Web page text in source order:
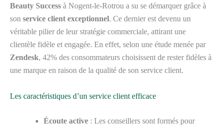
Beauty Success à Nogent-le-Rotrou a su se démarquer grâce à
son service client exceptionnel. Ce dernier est devenu un
véritable pilier de leur stratégie commerciale, attirant une
clientèle fidèle et engagée. En effet, selon une étude menée par
Zendesk, 42% des consommateurs choisissent de rester fidèles à
une marque en raison de la qualité de son service client.
Les caractéristiques d’un service client efficace
Écoute active : Les conseillers sont formés pour